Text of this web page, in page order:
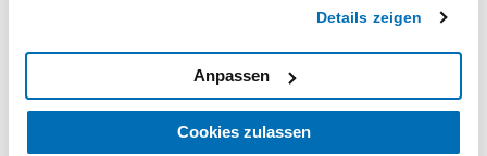
Partner führen diese Informationen möglicherweise mit
haben oder die sie im Rahmen Ihrer Nutzung der Dienste
gesammelt haben. Sie geben Einwilligung zu unseren
Cookies, wenn Sie unsere Webseite weiterhin nutzen.
Details zeigen
Cookies zulassen
Anpassen
Basierend auf0 Bewertung(en)